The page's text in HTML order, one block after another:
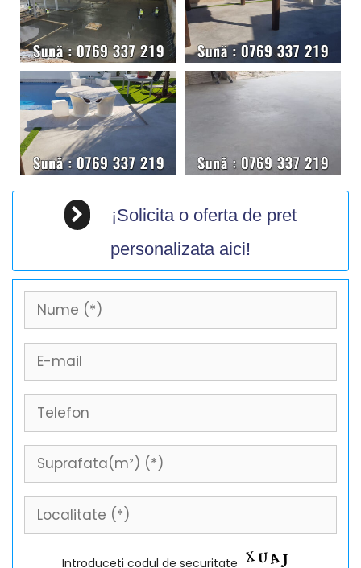
¡Solicita o oferta de pret
personalizata aici!
Introduceti codul de securitate